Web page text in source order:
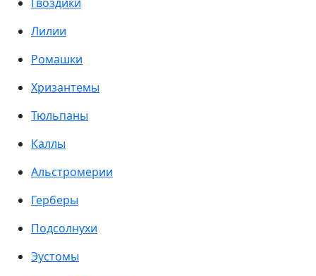
Лилии
Ромашки
Хризантемы
Тюльпаны
Каллы
Альстромерии
Герберы
Подсолнухи
Эустомы